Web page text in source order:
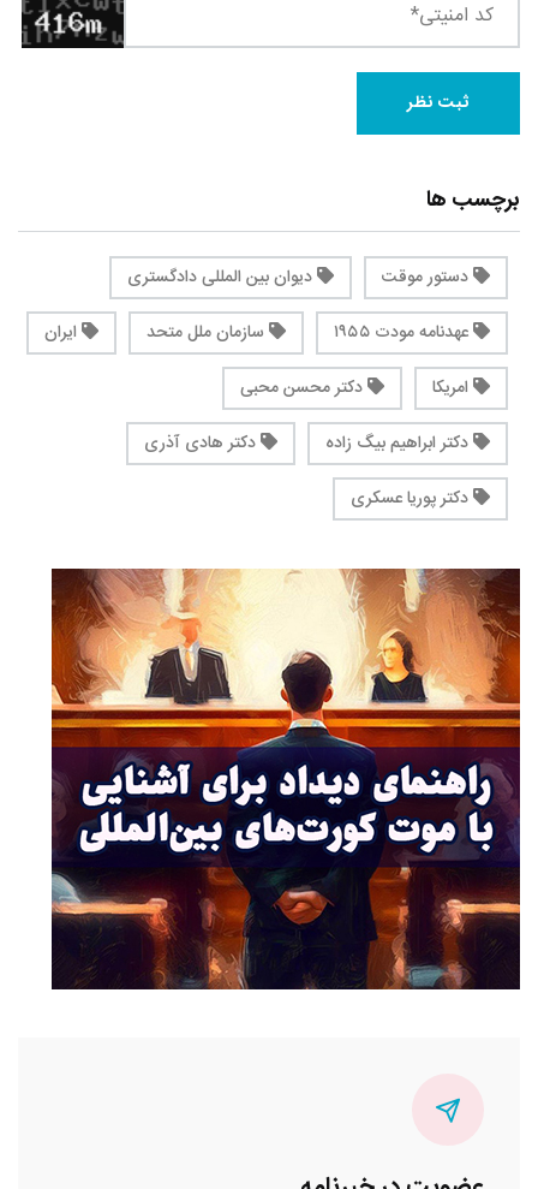
برچسب ها
دستور موقت
دیوان بین المللی دادگستری
عهدنامه مودت ۱۹۵۵
سازمان ملل متحد
ایران
امریکا
دکتر محسن محبی
دکتر ابراهیم بیگ زاده
دکتر هادی آذری
دکتر پوریا عسکری